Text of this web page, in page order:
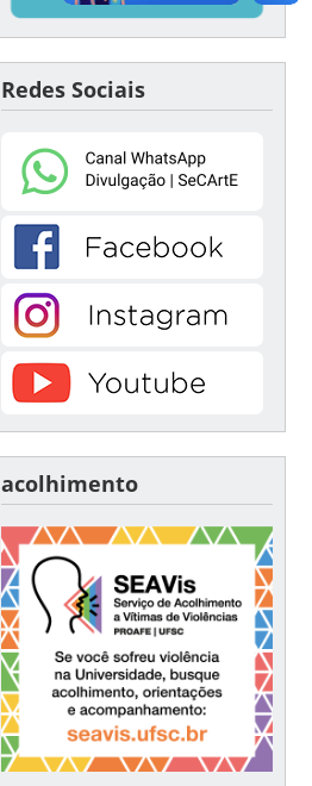
Redes Sociais
acolhimento